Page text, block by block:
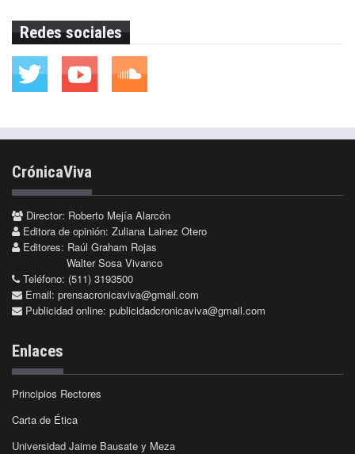
Redes sociales
CrónicaViva
Director: Roberto Mejía Alarcón
Editora de opinión: Zuliana Lainez Otero
Editores: Raúl Graham Rojas
Walter Sosa Vivanco
Teléfono: (511) 3193500
Email: prensacronicaviva@gmail.com
Publicidad online: publicidadcronicaviva@gmail.com
Enlaces
Principios Rectores
Carta de Ética
Universidad Jaime Bausate y Meza